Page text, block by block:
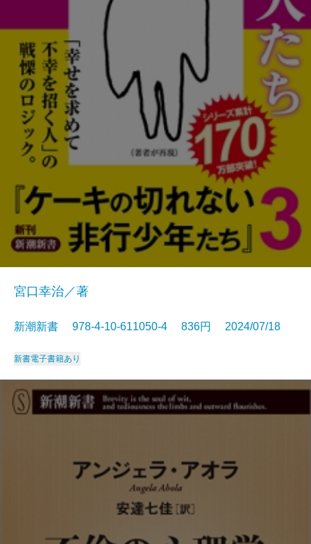
宮口幸治／著
新潮新書 978-4-10-611050-4 836円 2024/07/18
新書電子書籍あり